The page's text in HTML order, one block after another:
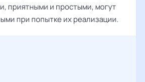
приятными и простыми, могут
при попытке их реализации.